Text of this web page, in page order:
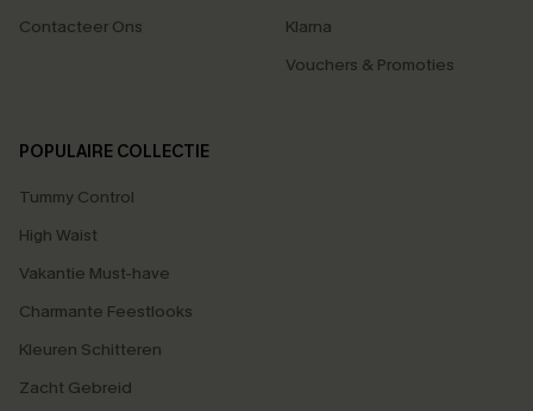
Contacteer Ons
Klarna
Vouchers & Promoties
POPULAIRE COLLECTIE
Tummy Control
High Waist
Vakantie Must-have
Charmante Feestlooks
Kleuren Schitteren
Zacht Gebreid